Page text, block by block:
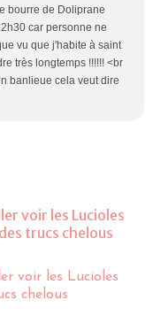
bourre de Doliprane
car personne ne
vu que j'habite à saint
très longtemps !!!!!! <br
banlieue cela veut dire
voir les Lucioles
trucs chelous